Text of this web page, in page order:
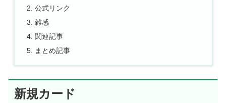
公式リンク
雑感
関連記事
まとめ記事
新規カード